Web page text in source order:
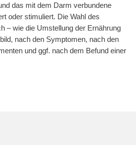
das mit dem Darm verbundene
oder stimuliert. Die Wahl des
– wie die Umstellung der Ernährung
nach den Symptomen, nach den
und ggf. nach dem Befund einer